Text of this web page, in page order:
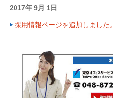
2017年 9月 1日
採用情報ページを追加しました。